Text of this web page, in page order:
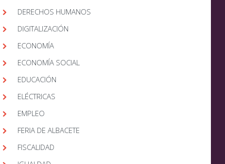
DERECHOS HUMANOS
DIGITALIZACIÓN
ECONOMÍA
ECONOMÍA SOCIAL
EDUCACIÓN
ELÉCTRICAS
EMPLEO
FERIA DE ALBACETE
FISCALIDAD